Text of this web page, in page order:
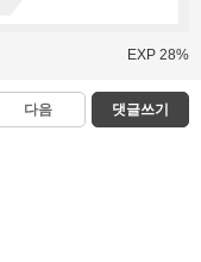
EXP 28%
다음 댓글쓰기